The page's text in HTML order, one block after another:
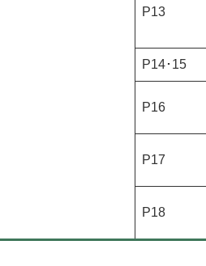
P13
P14･15
P16
P17
P18